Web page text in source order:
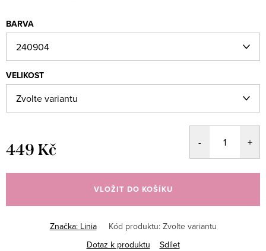
BARVA
VELIKOST
449 Kč
cena:
VLOŽIT DO KOŠÍKU
Značka: Linia Kód produktu: Zvolte variantu
Dotaz k produktu
Sdílet